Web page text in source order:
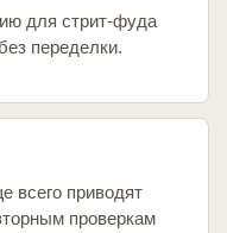
для стрит-фуда
переделки.
всего приводят
проверкам